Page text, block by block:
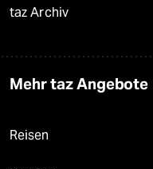
taz Archiv
Mehr taz Angebote
Reisen